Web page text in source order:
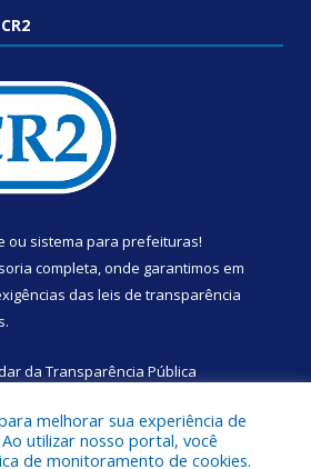
ou sistema para prefeituras!
completa, onde garantimos em
das leis de transparência
da Transparência Pública
melhorar sua experiência de
utilizar nosso portal, você
de monitoramento de cookies.